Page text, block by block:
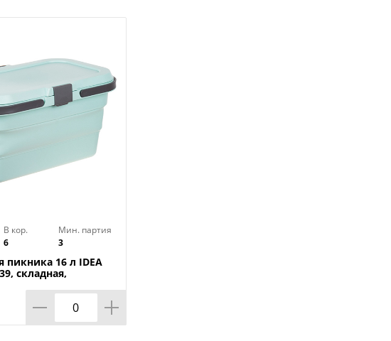
В кор.
6
Мин. партия
3
пикника 16 л IDEA
складная,